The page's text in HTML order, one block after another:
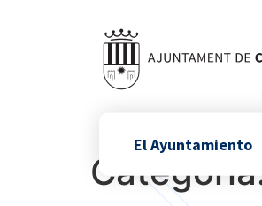
El Ayuntamiento